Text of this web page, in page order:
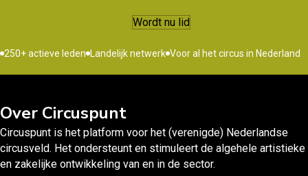
Wordt nu lid
250+ actieve leden Landelijk netwerk Voor al het circus in Nederland
Over Circuspunt
Circuspunt is het platform voor het (verenigde) Nederlandse
circusveld. Het ondersteunt en stimuleert de algehele artistieke
en zakelijke ontwikkeling van en in de sector.